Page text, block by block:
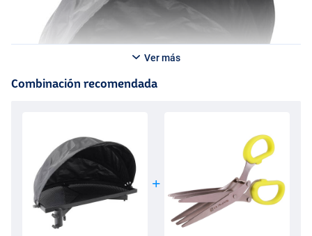
Ver más
Combinación recomendada